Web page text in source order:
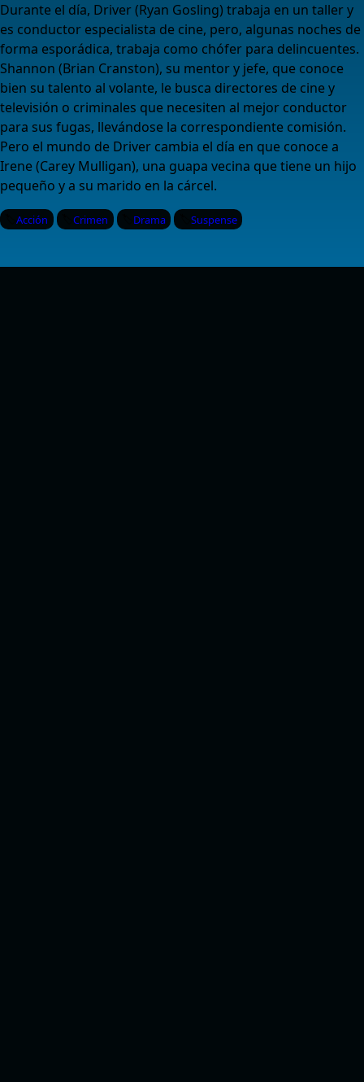
Durante el día, Driver (Ryan Gosling) trabaja en un taller y
es conductor especialista de cine, pero, algunas noches de
forma esporádica, trabaja como chófer para delincuentes.
Shannon (Brian Cranston), su mentor y jefe, que conoce
bien su talento al volante, le busca directores de cine y
televisión o criminales que necesiten al mejor conductor
para sus fugas, llevándose la correspondiente comisión.
Pero el mundo de Driver cambia el día en que conoce a
Irene (Carey Mulligan), una guapa vecina que tiene un hijo
pequeño y a su marido en la cárcel.
Acción Crimen Drama Suspense